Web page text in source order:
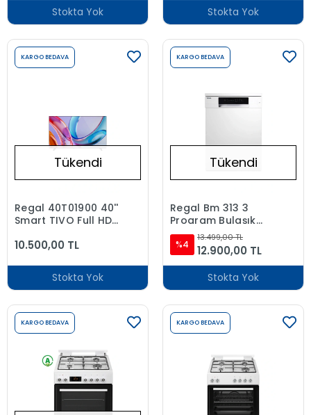
Stokta Yok Stokta Yok
KARGO BEDAVA
Tükendi
Regal 40T01900 40''
Smart TIVO Full HD
10.500,00 TL
Stokta Yok
KARGO BEDAVA
Tükendi
Regal Bm 313 3
Program Bulaşık
Makinesi
%4
13.499,00 TL
12.900,00 TL
Stokta Yok
KARGO BEDAVA KARGO BEDAVA